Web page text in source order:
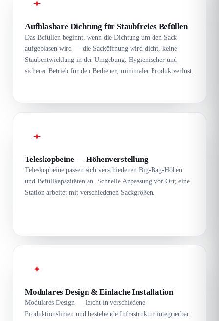
Aufblasbare Dichtung für Staubfreies Befüllen
Das Befüllen beginnt, wenn die Dichtung um den Sack
aufgeblasen wird — die Sacköffnung wird dicht, keine
Staubentwicklung in der Umgebung. Hygienischer und
sicherer Betrieb für den Bediener; minimaler Produktverlust.
Teleskopbeine — Höhenverstellung
Teleskopbeine passen sich verschiedenen Big-Bag-Höhen
und Befüllkapazitäten an. Schnelle Anpassung vor Ort; eine
Station arbeitet mit verschiedenen Sackgrößen.
Modulares Design & Einfache Installation
Modulares Design — leicht in verschiedene
Produktionslinien und bestehende Infrastruktur integrierbar.